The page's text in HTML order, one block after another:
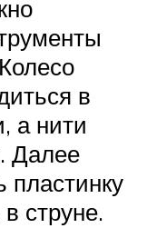
в
а нити
Далее
пластинку
струне.